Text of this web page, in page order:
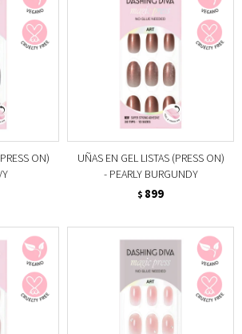
ON)
UÑAS EN GEL LISTAS (PRESS ON)
- PEARLY BURGUNDY
$ 899